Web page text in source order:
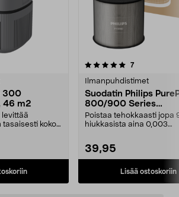
300
46 m2
levittää
tasaisesti koko
7arvostelut
Ilmanpuhdistimet
Suodatin Philips
800/900 Series
Ilmanpuhdistimeen,
FY0900/30
Poistaa tehokkaasti jopa
hiukkasista aina 0,003
39,95
Lisää ostoskoriin
4.5 viidestä